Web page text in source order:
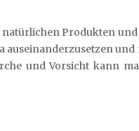
Produkten
auseinanderzusetzen
und Vorsicht kann